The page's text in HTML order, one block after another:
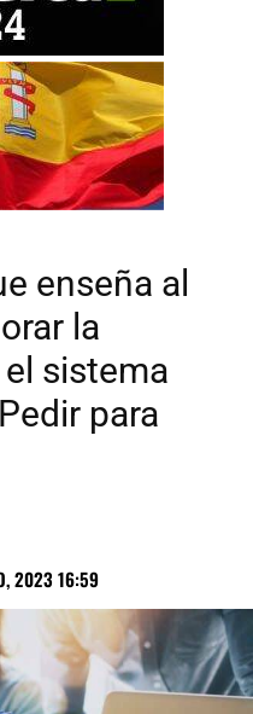
enseña al
la
sistema
para
2023 16:59